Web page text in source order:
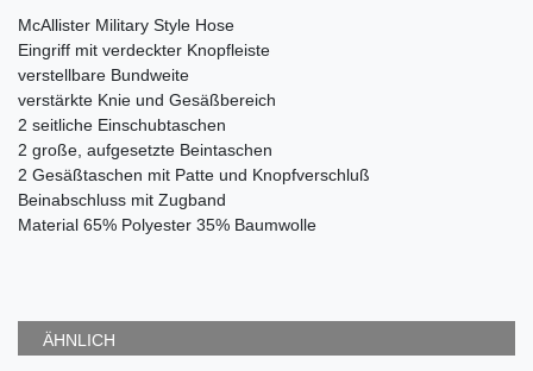
McAllister Military Style Hose
Eingriff mit verdeckter Knopfleiste
verstellbare Bundweite
verstärkte Knie und Gesäßbereich
2 seitliche Einschubtaschen
2 große, aufgesetzte Beintaschen
2 Gesäßtaschen mit Patte und Knopfverschluß
Beinabschluss mit Zugband
Material 65% Polyester 35% Baumwolle
ÄHNLICH